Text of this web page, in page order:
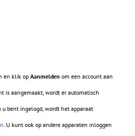
en klik op Aanmelden om een account aan
is aangemaakt, wordt er automatisch
u bent ingelogd, wordt het apparaat
. U kunt ook op andere apparaten inloggen